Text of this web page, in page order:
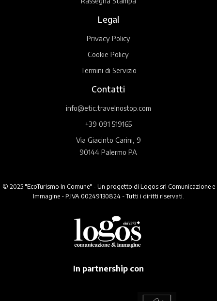
Legal
Privacy Policy
Cookie Policy
Termini di Servizio
Contatti
info@etic.travelnostop.com
+39 091 519165
Via Giacinto Carini, 9
90144 Palermo PA
© 2025 "EcoTurismo In Comune" - Un progetto di Logos srl Comunicazione e
Immagine - P.IVA 00249130824 - Tutti i diritti riservati.
In partnership con